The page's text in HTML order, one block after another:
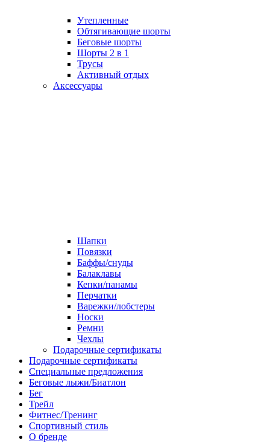
Утепленные
Обтягивающие шорты
Беговые шорты
Шорты 2 в 1
Трусы
Активный отдых
Аксессуары
Шапки
Повязки
Баффы/снуды
Балаклавы
Кепки/панамы
Перчатки
Варежки/лобстеры
Носки
Ремни
Чехлы
Подарочные сертификаты
Подарочные сертификаты
Специальные предложения
Беговые лыжи/Биатлон
Бег
Трейл
Фитнес/Тренинг
Спортивный стиль
О бренде